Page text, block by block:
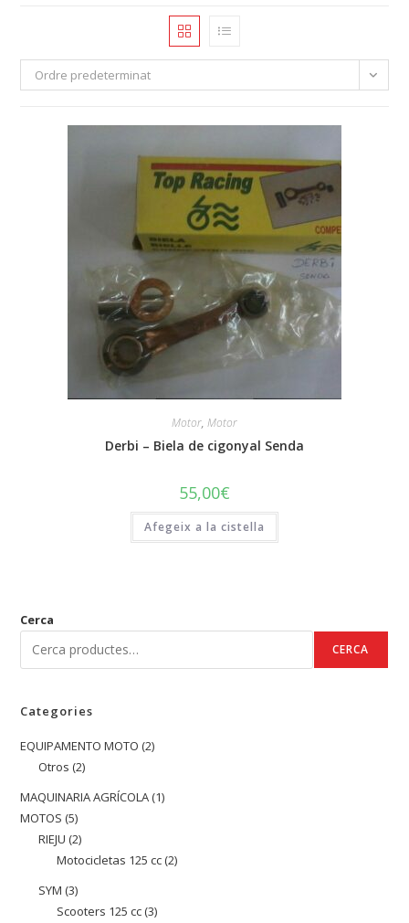
Ordre predeterminat
Motor, Motor
Derbi – Biela de cigonyal Senda
55,00€
Afegeix a la cistella
Cerca
CERCA
Categories
EQUIPAMENTO MOTO 22
Otros 22
productes
MAQUINARIA AGRÍCOLA 11
MOTOS 55
productes
RIEJU 22
productes
Motocicletas 125 cc 22
SYM 33
productes
Scooters 125 cc 33